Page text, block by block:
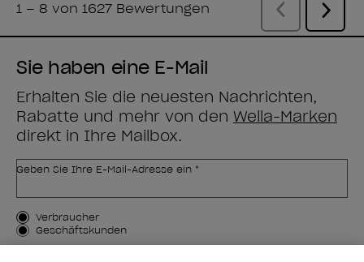
Sie haben eine E-Mail
Erhalten Sie die neuesten Nachrichten,
Rabatte und mehr von den Wella-Marken
direkt in Ihre Mailbox.
Geben Sie Ihre E-Mail-Adresse ein *
Kundenart
Verbraucher
Geschäftskunden